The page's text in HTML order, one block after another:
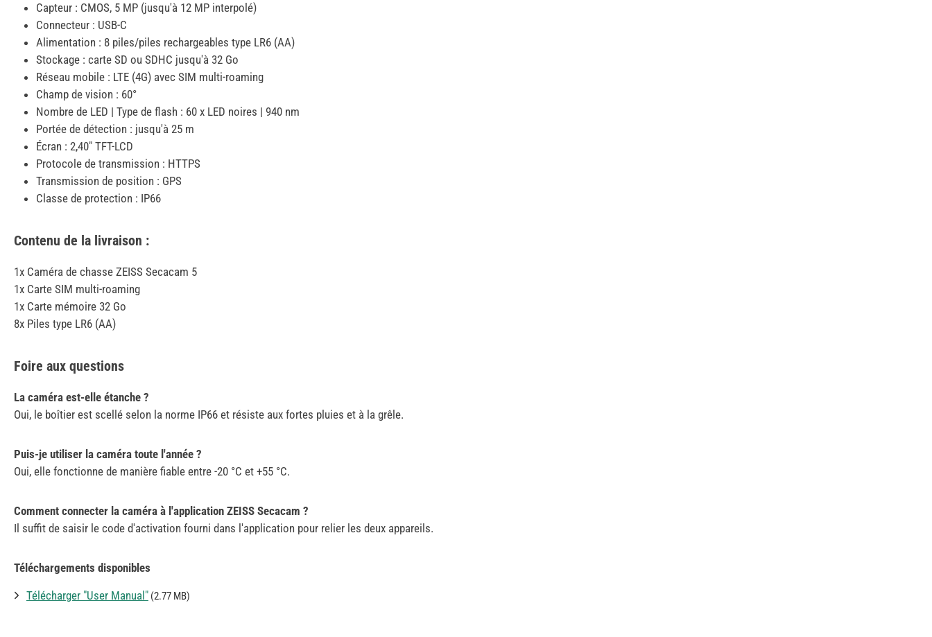
Capteur : CMOS, 5 MP (jusqu'à 12 MP interpolé)
Connecteur : USB-C
Alimentation : 8 piles/piles rechargeables type LR6 (AA)
Stockage : carte SD ou SDHC jusqu'à 32 Go
Réseau mobile : LTE (4G) avec SIM multi-roaming
Champ de vision : 60°
Nombre de LED | Type de flash : 60 x LED noires | 940 nm
Portée de détection : jusqu'à 25 m
Écran : 2,40" TFT-LCD
Protocole de transmission : HTTPS
Transmission de position : GPS
Classe de protection : IP66
Contenu de la livraison :
1x Caméra de chasse ZEISS Secacam 5
1x Carte SIM multi-roaming
1x Carte mémoire 32 Go
8x Piles type LR6 (AA)
Foire aux questions
La caméra est-elle étanche ?
Oui, le boîtier est scellé selon la norme IP66 et résiste aux fortes pluies et à la grêle.
Puis-je utiliser la caméra toute l'année ?
Oui, elle fonctionne de manière fiable entre -20 °C et +55 °C.
Comment connecter la caméra à l'application ZEISS Secacam ?
Il suffit de saisir le code d'activation fourni dans l'application pour relier les deux appareils.
Téléchargements disponibles
Télécharger "User Manual" (2.77 MB)